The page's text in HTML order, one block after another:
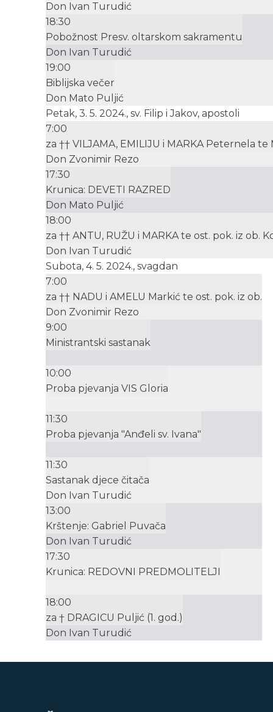
Don Ivan Turudić
18:30
Pobožnost Presv. oltarskom sakramentu
Don Ivan Turudić
19:00
Biblijska večer
Don Mato Puljić
Petak, 3. 5. 2024., sv. Filip i Jakov, apostoli
7:00
za †† VILJAMA, EMILIJU i MARKA Peternela te
Don Zvonimir Rezo
17:30
Krunica: DEVETI RAZRED
Don Mato Puljić
18:00
za †† ANTU, RUŽU i MARKA te ost. pok. iz ob.
Don Ivan Turudić
Subota, 4. 5. 2024., svagdan
7:00
za †† NADU i AMELU Markić te ost. pok. iz ob.
Don Zvonimir Rezo
9:00
Ministrantski sastanak
10:00
Proba pjevanja VIS Gloria
11:30
Proba pjevanja "Anđeli sv. Ivana"
11:30
Sastanak djece čitača
Don Ivan Turudić
13:00
Krštenje: Gabriel Puvača
Don Ivan Turudić
17:30
Krunica: REDOVNI PREDMOLITELJI
18:00
za † DRAGICU Puljić (1. god.)
Don Ivan Turudić